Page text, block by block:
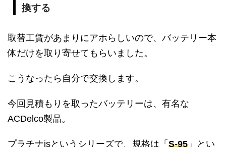
換する
取替工賃があまりにアホらしいので、バッテリー本
体だけを取り寄せてもらいました。
こうなったら自分で交換します。
今回見積もりを取ったバッテリーは、有名な
ACDelco製品。
プラチナisというシリーズで、規格は「 S-95 」とい